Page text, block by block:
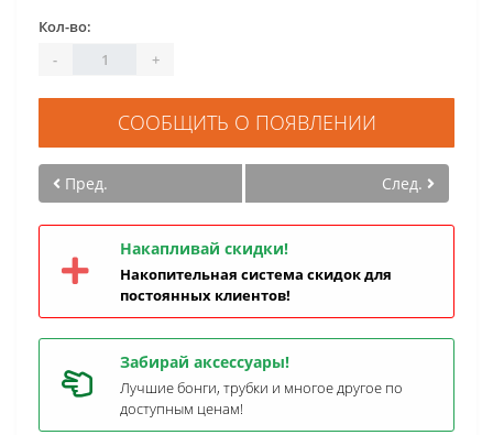
Кол-во:
-
+
СООБЩИТЬ О ПОЯВЛЕНИИ
Пред. След.
Накапливай скидки!
Накопительная система скидок для
постоянных клиентов!
Забирай аксессуары!
Лучшие бонги, трубки и многое другое по
доступным ценам!